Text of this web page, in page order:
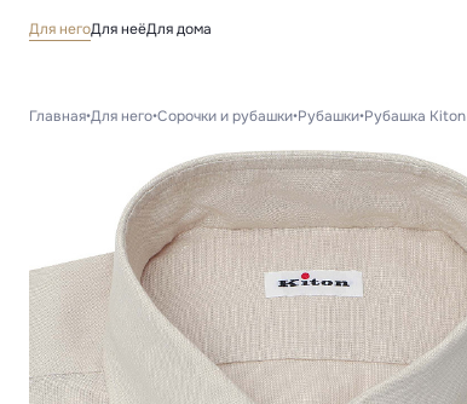
Для негоДля неёДля дома
Главная•Для него•Сорочки и рубашки•Рубашки•Рубашка Kiton